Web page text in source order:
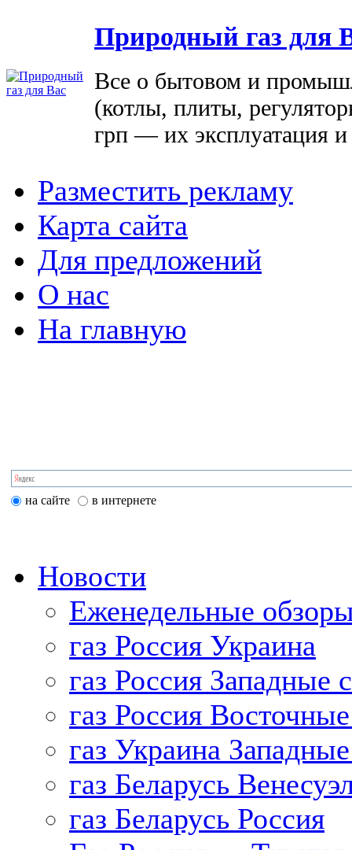
Природный газ для
Все о бытовом и
(котлы, плиты,
грп — их эксплуатация
Разместить рекламу
Карта сайта
Для предложений
О нас
На главную
на сайте в интернете
Новости
Еженедельные
газ Россия Украина
газ Россия Западные
газ Россия
газ Украина
газ Беларусь
газ Беларусь Россия